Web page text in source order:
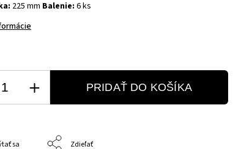
225 mm Balenie: 6 ks
PRIDAŤ DO KOŠÍKA
sa Zdieľať